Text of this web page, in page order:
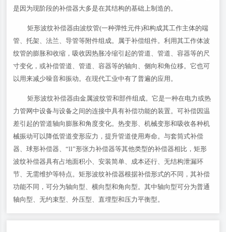
是因为现阶段的补偿器大多是在其结构的基础上制造的。
矩形波纹补偿器由波纹管(一种弹性元件)和构成其工作主体的端
管、托架、法兰、导管等附件组成。属于补偿组件。利用其工作体波
纹管的膨胀和收缩，吸收因热胀冷缩引起的管道、管道、容器等的尺
寸变化，或补偿管道、管道、容器等的轴向、侧向和角位移。它也可
以用来减少噪音和振动。在现代工业中有了普遍的应用。
矩形波纹补偿器由金属波纹管和部件组成。它是一种在电力或热
力管网中设备与设备之间的连接中具有补偿功能的装置。可补偿因温
差引起的管道轴向膨胀和角度变化。热变形、机械变形和吸收各种机
械振动可以降低管道变形应力，提升管道使用寿命。与套筒式补偿
器、球形补偿器、“ll”形张力补偿器等其他类型的补偿器相比，矩形
波纹补偿器具有占地面积小、安装简单、成本还行、无结构泄漏环
节、无需维护等特点。矩形波纹补偿器根据补偿形式的不同，其补偿
功能不同，可分为轴向型、横向型和角向型。其中轴向型可分为普通
轴向型、无约束型、外压型、直埋型和压力平衡型。